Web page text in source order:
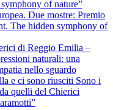
of nature”
Due mostre: Premio
The hidden symphony of
di Reggio Emilia –
naturali: una
nello sguardo
e ci sono riusciti Sono i
quelli del Chierici